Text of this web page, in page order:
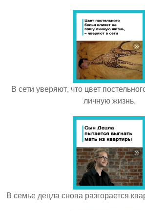
В сети уверяют, что цвет
личную жизнь.
В семье децла снова разгорается